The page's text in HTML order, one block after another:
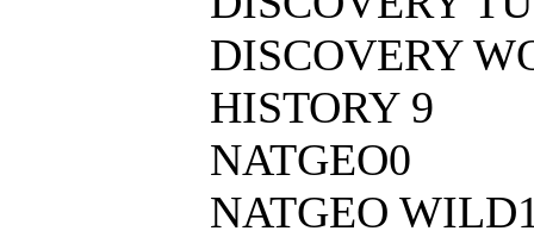
DISCOVERY
HISTORY 9
NATGEO0
NATGEO